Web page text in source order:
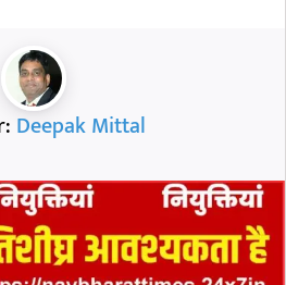
Deepak Mittal